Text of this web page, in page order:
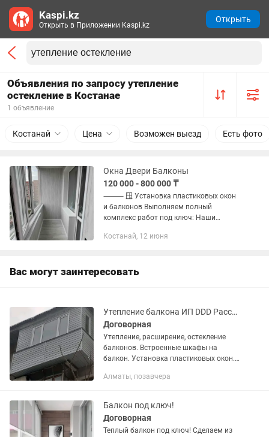
Объявления по запросу утепление
остекление в Костанае
1 объявление
Костанай Цена Возможен выезд Есть фото
Окна Двери Балконы
120 000 - 800 000 ₸
⸻ 🪟 Установка пластиковых окон
и балконов Выполняем полный
комплекс работ под ключ: Наши
•Установка балконных и входных
Костанай, 12 июня
Вас могут заинтересовать
Утепление балкона ИП DDD Рассрочка
Договорная
Утепление, расширение, остекление
балконов. Встроенные шкафы на
балкон. Установка пластиковых окон.
Стаж 15 ИП DDD
Алматы, позавчера
Балкон под ключ!
Договорная
Теплый балкон под ключ! Сделаем из
Kaspi.kz
Открыть в Приложении Kaspi.kz
Открыть